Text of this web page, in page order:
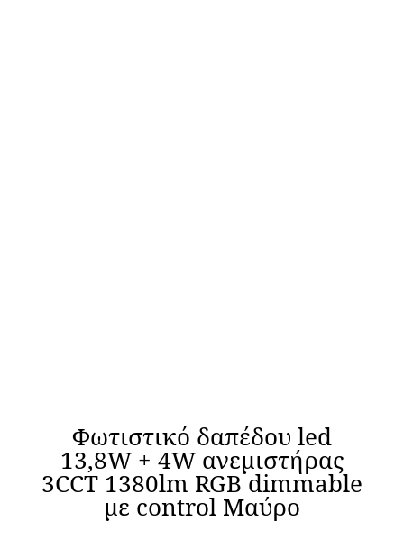
Φωτιστικό δαπέδου led
13,8W + 4W ανεμιστήρας
3CCT 1380lm RGB dimmable
με control Μαύρο